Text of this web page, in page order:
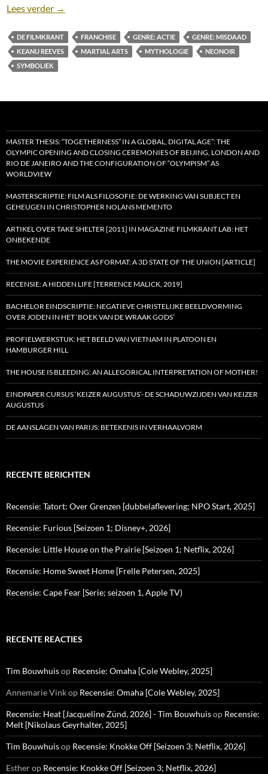
Lees verder Recensie: John Wick 3: Parabellum [Chad
→
DE FILMKRANT FRANCHISE GENRE: ACTIE
GENRE: MISDAAD
KEANU REEVES
MARTIAL ARTS MYTHOLOGIE
NEONOIR
SYMBOLIEK
MASTER THESIS: “TOGETHERNESS” IN A GLOBAL, DIGITAL AGE”: THE
OLYMPIC OPENING AND CLOSING CEREMONIES OF BEIJING, LONDON AND
RIO DE JANEIRO AND THE CONFIGURATION OF “OLYMPISM” AS
WORLDVIEW
MASTERSCRIPTIE: FILM ALS FILOSOFIE: DE WERKING VAN SUBJECT EN
GEHEUGEN IN CHRISTOPHER NOLANS MEMENTO
ARTIKEL OVER TAKE SHELTER [2011] IN MAGAZINE FILMKRANT LAB: HET
ONBEKENDE
THE MOVIE EXPERIENCE AS FORMAT: A 3D STATE OF THE UNION [ARTICLE]
RECENSIE: A HIDDEN LIFE [TERRENCE MALICK, 2019]
BACHELOR EINDSCRIPTIE: NEGATIEVE CHRISTELIJKE BEELDVORMING
OVER JODEN IN HET ‘BOEK VAN DE WRAAK GODS’
PROFIELWERKSTUK: HET BEELD VAN VIETNAM IN PLATOON EN
HAMBURGER HILL
THE HOUSE IS BLEEDING: AN ALLEGORICAL INTERPRETATION OF MOTHER!
EINDPAPER CURSUS ‘KEIZER AUGUSTUS’- DE SCHADUWZIJDEN VAN KEIZER
AUGUSTUS
DE AANSLAGEN VAN PARIJS: BETEKENIS IN VERHAALVORM
RECENTE BERICHTEN
Recensie: Tatort: Over Grenzen [dubbelaflevering; NPO Start, 2025]
Recensie: Furious [Seizoen 1; Disney+, 2026]
Recensie: Little House on the Prairie [Seizoen 1; Netflix, 2026]
Recensie: Home Sweet Home [Frelle Petersen, 2025]
Recensie: Cape Fear [Serie; seizoen 1, Apple TV)
RECENTE REACTIES
Tim Bouwhuisop Recensie: Omaha [Cole Webley, 2025]
Annemarie Vinkop Recensie: Omaha [Cole Webley, 2025]
Recensie: Heat [Jacqueline Zünd, 2026] - Tim Bouwhuisop Recensie:
Melt [Nikolaus Geyrhalter, 2025]
Tim Bouwhuisop Recensie: Knokke Off [Seizoen 3; Netflix, 2026]
Estherop Recensie: Knokke Off [Seizoen 3; Netflix, 2026]